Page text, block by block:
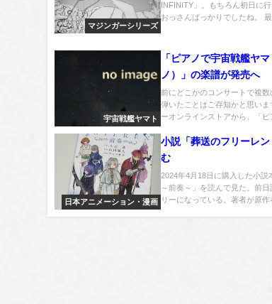
マジンガーシリーズ
INFINITY」。もちろん初日に
おっさんばっかりでしたね。 最
宇宙戦艦ヤマト
「ピアノで宇宙戦艦ヤ
ノ）」の楽譜が発売へ
前にどこかのコンサートで複
弾いたことはご存知かと思い
ーオンラインストアから、「ピ
日本アニメーション・漫画
小説「葬送のフリーレ
む
2024年4月18日に購入した小説
～前奏～」を読んで見た。前
リーになっている。著者が原作